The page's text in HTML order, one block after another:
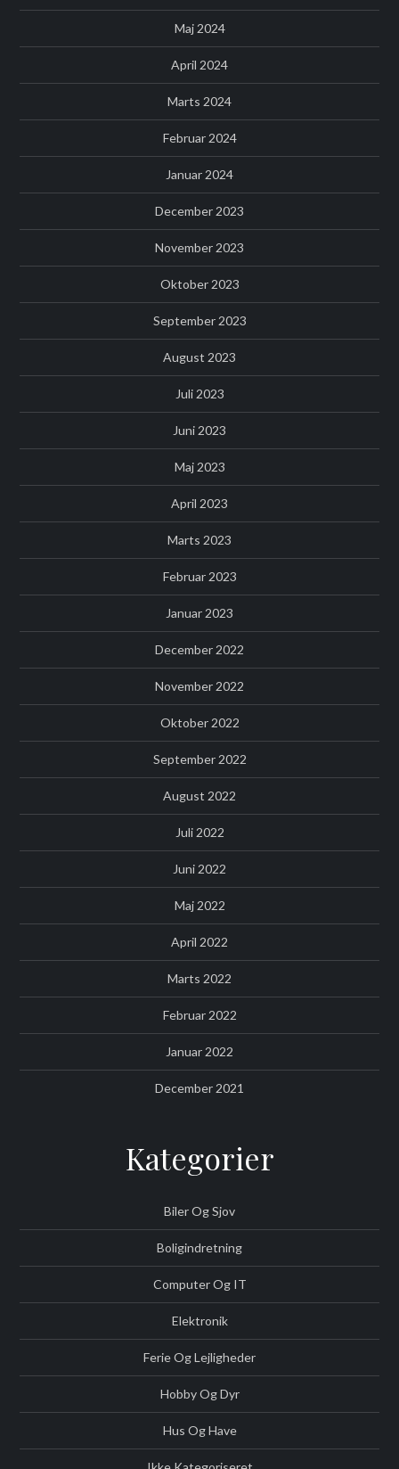
Maj 2024
April 2024
Marts 2024
Februar 2024
Januar 2024
December 2023
November 2023
Oktober 2023
September 2023
August 2023
Juli 2023
Juni 2023
Maj 2023
April 2023
Marts 2023
Februar 2023
Januar 2023
December 2022
November 2022
Oktober 2022
September 2022
August 2022
Juli 2022
Juni 2022
Maj 2022
April 2022
Marts 2022
Februar 2022
Januar 2022
December 2021
Kategorier
Biler Og Sjov
Boligindretning
Computer Og IT
Elektronik
Ferie Og Lejligheder
Hobby Og Dyr
Hus Og Have